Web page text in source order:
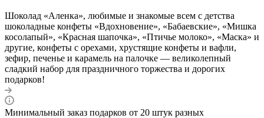
Шоколад «Аленка», любимые и знакомые всем с детства
шоколадные конфеты «Вдохновение», «Бабаевские», «Мишка
косолапый», «Красная шапочка», «Птичье молоко», «Маска» и
другие, конфеты с орехами, хрустящие конфеты и вафли,
зефир, печенье и карамель на палочке — великолепный
сладкий набор для праздничного торжества и дорогих
подарков!
Минимальный заказ подарков от 20 штук разных